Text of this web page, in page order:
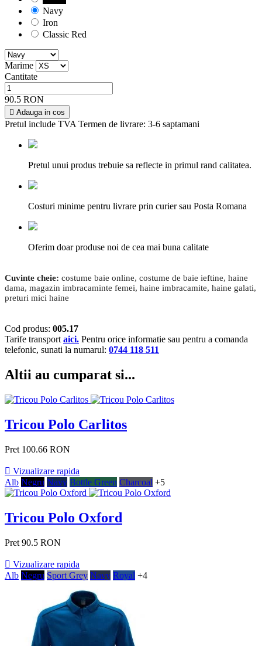
Navy
Iron
Classic Red
Marime
Cantitate
90.5 RON
 Adauga in cos
Pretul include TVATermen de livrare: 3-6 saptamani
Pretul unui produs trebuie sa reflecte in primul rand calitatea.
Costuri minime pentru livrare prin curier sau Posta Romana
Oferim doar produse noi de cea mai buna calitate
Cuvinte cheie: costume baie online, costume de baie ieftine, haine
dama, magazin imbracaminte femei, haine imbracamite, haine galati,
preturi mici haine
Cod produs: 005.17
Tarife transportaici. Pentru orice informatie sau pentru a comanda
telefonic, sunati la numarul: 0744 118 511
Altii au cumparat si...
Tricou Polo Carlitos
Pret 100.66 RON
 Vizualizare rapida
Alb Negru Navy Bottle Green Charcoal +5
Tricou Polo Oxford
Pret 90.5 RON
 Vizualizare rapida
Alb Negru Sport Grey Navy Royal +4